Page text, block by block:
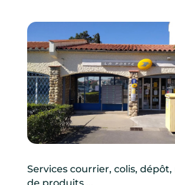
Services courrier, colis,